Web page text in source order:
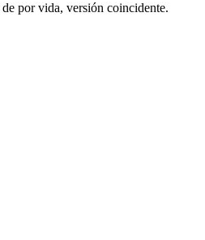
por vida, versión coincidente.